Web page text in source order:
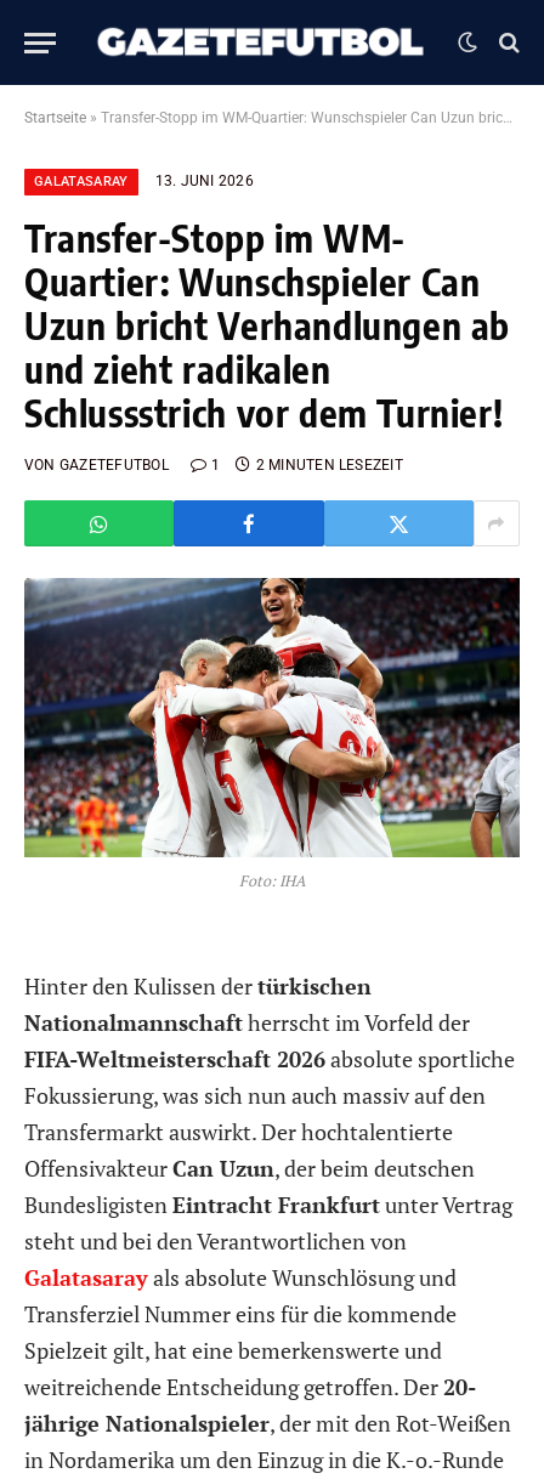
Startseite » Transfer-Stopp im WM-Quartier: Wunschspieler Can Uzun bricht Verhandlungen ab und zieht radikalen Schlussstrich vor dem Turnier!
GALATASARAY 13. JUNI 2026
Transfer-Stopp im WM-
Quartier: Wunschspieler Can
Uzun bricht Verhandlungen ab
und zieht radikalen
Schlussstrich vor dem Turnier!
VON GAZETEFUTBOL 1 2 MINUTEN LESEZEIT
Foto: IHA
Hinter den Kulissen dertürkischen
Nationalmannschaftherrscht im Vorfeld der
FIFA-Weltmeisterschaft 2026absolute sportliche
Fokussierung, was sich nun auch massiv auf den
Transfermarkt auswirkt. Der hochtalentierte
OffensivakteurCan Uzun, der beim deutschen
Bundesligisten Eintracht Frankfurtunter Vertrag
steht und bei den Verantwortlichen von
Galatasarayals absolute Wunschlösung und
Transferziel Nummer eins für die kommende
Spielzeit gilt, hat eine bemerkenswerte und
weitreichende Entscheidung getroffen. Der 20-
jährige Nationalspieler, der mit den Rot-Weißen
in Nordamerika um den Einzug in die K.-o.-Runde